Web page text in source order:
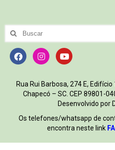
Rua Rui Barbosa, 274 E,
Chapecó – SC. CEP 89801-
Desenvolvido por
Os telefones/whatsapp de
encontra neste link